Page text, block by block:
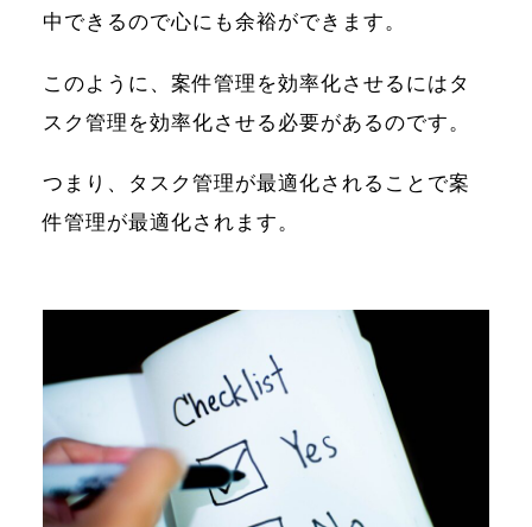
中できるので心にも余裕ができます。
このように、案件管理を効率化させるにはタ
スク管理を効率化させる必要があるのです。
つまり、タスク管理が最適化されることで案
件管理が最適化されます。